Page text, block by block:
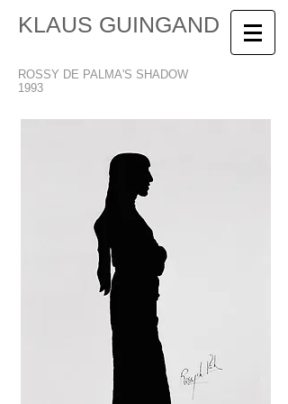
KLAUS GUINGAND
ROSSY DE PALMA'S SHADOW
1993